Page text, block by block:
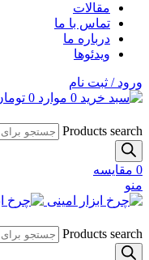
مقالات
تماس با ما
درباره ما
ویدئوها
ورود / ثبت نام
0 موارد 0
Products search
0 مقایسه
منو
Products search